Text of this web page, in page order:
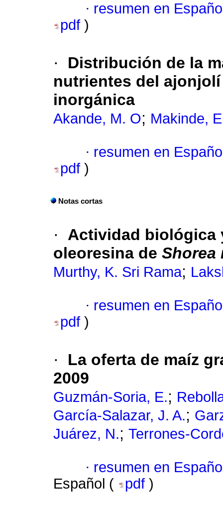
· resumen en
pdf )
·
Distribución de la
nutrientes del
inorgánica
Akande, M. O; Makinde,
· resumen en
pdf )
Notas cortas
·
Actividad biológica
oleoresina de Shorea
Murthy, K. Sri Rama;
· resumen en
pdf )
·
La oferta de maíz
2009
Guzmán-Soria, E.;
García-Salazar, J. A.;
Juárez, N.; Terrones-
· resumen en
Español (
pdf )